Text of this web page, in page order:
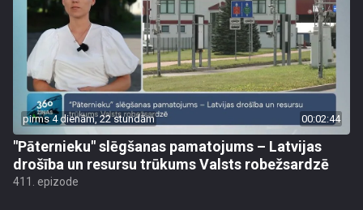
pirms 4 dienām, 22 stundām 00:02:44
"Pāternieku" slēgšanas pamatojums – Latvijas
drošība un resursu trūkums Valsts robežsardzē
411. epizode